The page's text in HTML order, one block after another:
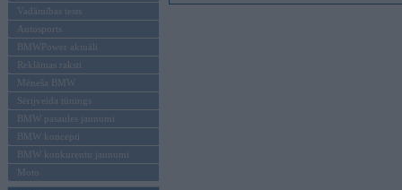
Vadāmības tests
Autosports
BMWPower aktuāli
Reklāmas raksti
Mēneša BMW
Sērijveida tūnings
BMW pasaules jaunumi
BMW koncepti
BMW konkurentu jaunumi
Moto